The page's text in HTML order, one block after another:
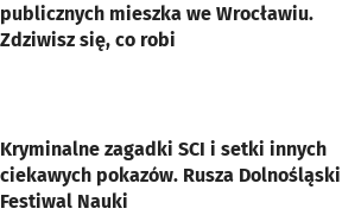
publicznych mieszka we Wrocławiu.
Zdziwisz się, co robi
Kryminalne zagadki SCI i setki innych
ciekawych pokazów. Rusza Dolnośląski
Festiwal Nauki
karcie